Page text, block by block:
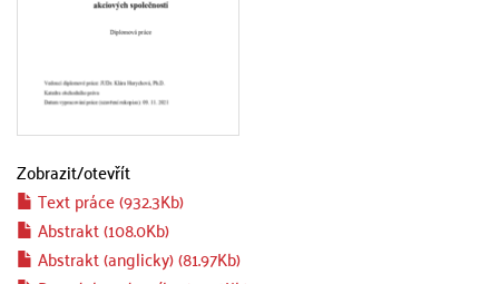
Zobrazit/otevřít
Text práce (932.3Kb)
Abstrakt (108.0Kb)
Abstrakt (anglicky) (81.97Kb)